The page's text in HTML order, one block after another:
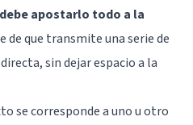
apostarlo todo a la
de que transmite una serie de
sin dejar espacio a la
se corresponde a uno u otro